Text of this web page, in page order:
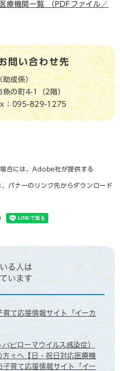
療機関一覧 （PDFファイル／
問い合わせ先
助成係
魚の町4-1（2階）
：095-829-1275
合には、Adobe社が提供する
バナーのリンク先からダウンロード
る人は
います
て応援情報サイト「イーカ
ピローマウイルス感染症）
々へ【日・祝日対応医療機
育て応援情報サイト「イー